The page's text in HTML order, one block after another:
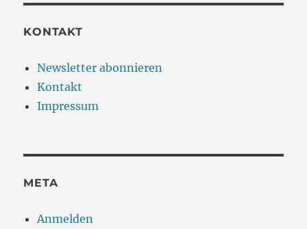
KONTAKT
Newsletter abonnieren
Kontakt
Impressum
META
Anmelden